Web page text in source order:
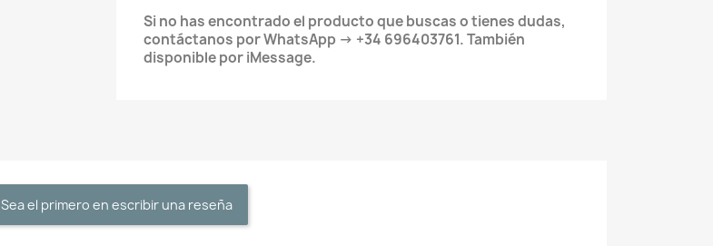
Si no has encontrado el producto que buscas o tienes dudas,
contáctanos por WhatsApp → +34 696403761. También
disponible por iMessage.
Sea el primero en escribir una reseña